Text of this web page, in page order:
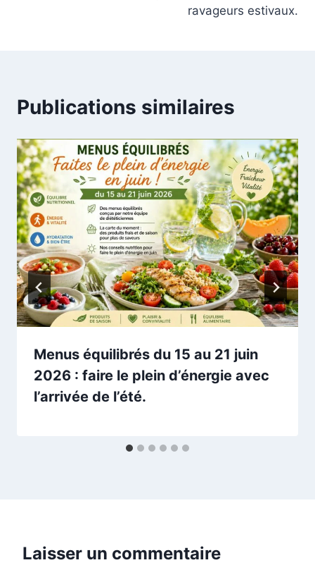
ravageurs estivaux.
Publications similaires
Menus équilibrés du 15 au 21 juin
2026 : faire le plein d’énergie avec
l’arrivée de l’été.
Laisser un commentaire